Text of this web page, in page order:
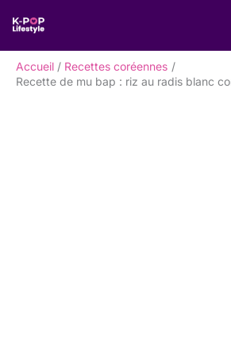
contenu
Accueil
Recettes coréennes
Recette de mu bap : riz au radis blanc
e
c
h